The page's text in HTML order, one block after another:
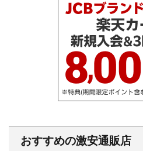
おすすめの激安通販店